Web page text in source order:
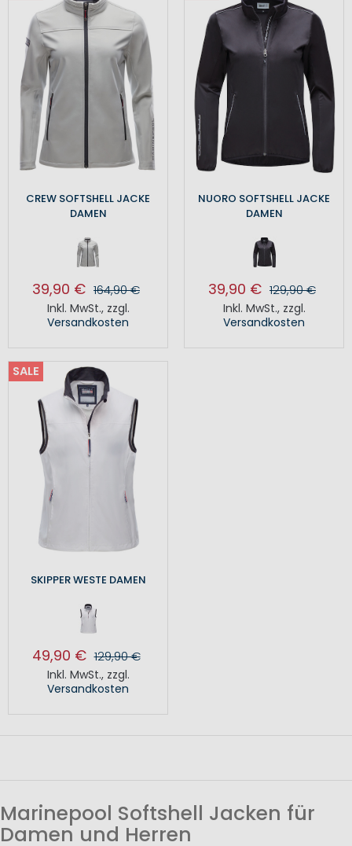
CREW SOFTSHELL JACKE
DAMEN
39,90 € 164,90 €
Inkl. MwSt., zzgl.
Versandkosten
NUORO SOFTSHELL JACKE
DAMEN
39,90 € 129,90 €
Inkl. MwSt., zzgl.
Versandkosten
SALE
SKIPPER WESTE DAMEN
49,90 € 129,90 €
Inkl. MwSt., zzgl.
Versandkosten
Marinepool Softshell Jacken für
Damen und Herren